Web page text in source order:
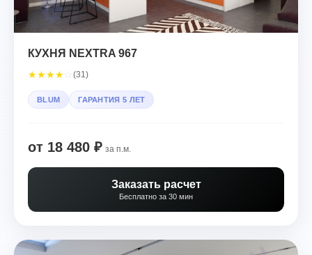
КУХНЯ NEXTRA 967
★★★★ (31)
BLUM ГАРАНТИЯ 5 ЛЕТ
от 18 480 ₽ за п.м.
Заказать расчет
Бесплатно за 30 мин